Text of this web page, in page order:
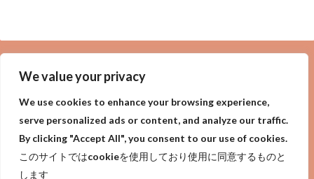
We value your privacy
We use cookies to enhance your browsing experience,
serve personalized ads or content, and analyze our traffic.
By clicking "Accept All", you consent to our use of cookies.
このサイトではcookieを使用しており使用に同意するものと
します
privacy policy Purpose of site サイトの目的
プライバシーポリシー